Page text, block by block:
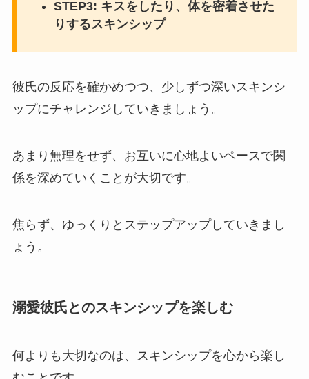
STEP3: キスをしたり、体を密着させた
りするスキンシップ
彼氏の反応を確かめつつ、少しずつ深いスキンシ
ップにチャレンジしていきましょう。
あまり無理をせず、お互いに心地よいペースで関
係を深めていくことが大切です。
焦らず、ゆっくりとステップアップしていきまし
ょう。
溺愛彼氏とのスキンシップを楽しむ
何よりも大切なのは、スキンシップを心から楽し